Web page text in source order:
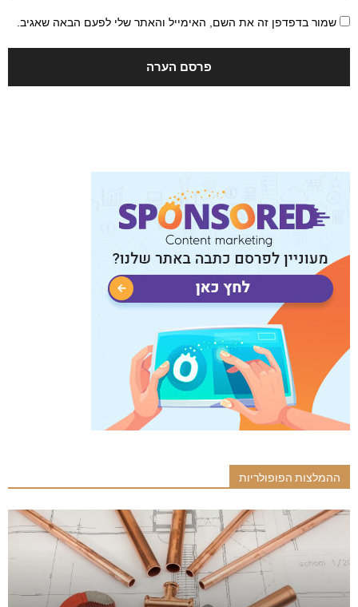
שמור בדפדפן זה את השם, האימייל והאתר שלי לפעם הבאה שאגיב.
ההמלצות הפופולריות